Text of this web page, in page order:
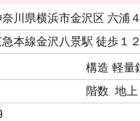
奈川県横浜市金沢区 六浦
急本線金沢八景駅 徒歩１
構造 軽量
階数 地